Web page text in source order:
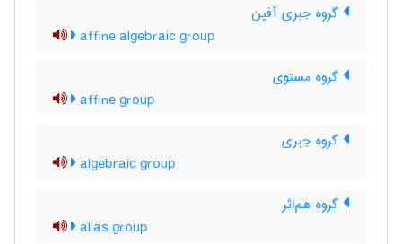
گروه جبری آفین
affine algebraic group
گروه مستوی
affine group
گروه جبری
algebraic group
گروه هم‌اثر
alias group